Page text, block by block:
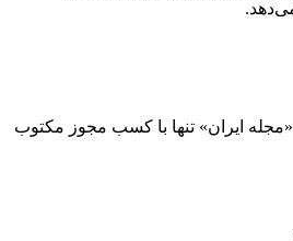
ایران» تنها با کسب مجوز مکتوب